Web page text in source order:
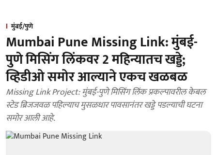
मुंबई/पुणे
Mumbai Pune Missing Link: मुंबई-
पुणे मिसिंग लिंकवर 2 महिन्यातच खड्डे;
व्हिडीओ समोर आल्याने एकच खळबळ
Missing Link Project: मुंबई-पुणे मिसिंग लिंक प्रकल्पावरील केबल
स्टेड ब्रिजजवळ पहिल्याच मुसळधार पावसानंतर खड्डे पडल्याची घटना
समोर आली आहे.